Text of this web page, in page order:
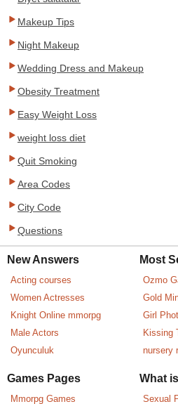
Makeup Tips
Night Makeup
Wedding Dress and Makeup
Obesity Treatment
Easy Weight Loss
weight loss diet
Quit Smoking
Area Codes
City Code
Questions
New Answers
Acting courses
Women Actresses
Knight Online mmorpg
Male Actors
Oyunculuk
Most
Ozmo
Gold
Girl
Kissing
nursery
Games Pages
Mmorpg Games
What
Sexual